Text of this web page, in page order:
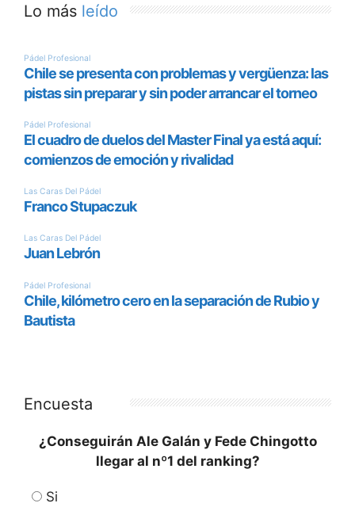
Lo más leído
Encuesta
¿Conseguirán Ale Galán y Fede Chingotto
llegar al nº1 del ranking?
Si